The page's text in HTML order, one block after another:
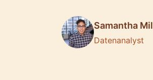
Samantha
Datenanalyst